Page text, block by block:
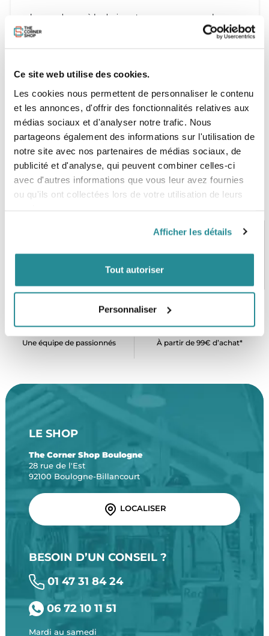
Ce site web utilise des cookies.
Les cookies nous permettent de personnaliser le contenu
et les annonces, d'offrir des fonctionnalités relatives aux
médias sociaux et d'analyser notre trafic. Nous
partageons également des informations sur l'utilisation de
notre site avec nos partenaires de médias sociaux, de
publicité et d'analyse, qui peuvent combiner celles-ci
avec d'autres informations que vous leur avez fournies
ou qu'ils ont collectées lors de votre utilisation de leurs
Afficher les détails
Tout autoriser
Personnaliser
La cagoule possède plusieurs trous pour ne pas perdre en
sensations lors de votre navigation. Elle est également
composée d'une jupe pour éviter au maximum les entrées
CB, VISA, Mastercard, ALMA
Plus de 5000 produits en stock
Une équipe de passionnés
À partir de 99€ d’achat*
LE SHOP
The Corner Shop Boulogne
28 rue de l'Est
92100 Boulogne-Billancourt
LOCALISER
BESOIN D’UN CONSEIL ?
01 47 31 84 24
06 72 10 11 51
Mardi au samedi